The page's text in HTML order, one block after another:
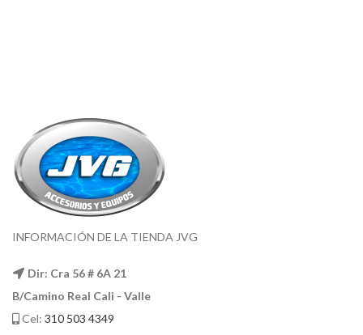
INFORMACIÓN DE LA TIENDA JVG
Dir: Cra 56 # 6A 21
B/Camino Real Cali - Valle
Cel: 310 503 4349